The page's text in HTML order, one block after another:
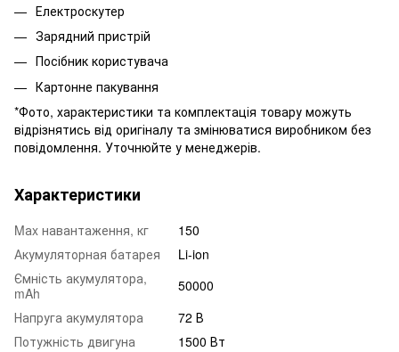
Електроскутер
Зарядний пристрій
Посібник користувача
Картонне пакування
*Фото, характеристики та комплектація товару можуть
відрізнятись від оригіналу та змінюватися виробником без
повідомлення. Уточнюйте у менеджерів.
Характеристики
Mаx навантаження, кг
150
Акумуляторная батарея
Li-ion
Ємність акумулятора,
mAh
50000
Напруга акумулятора
72 В
Потужність двигуна
1500 Вт